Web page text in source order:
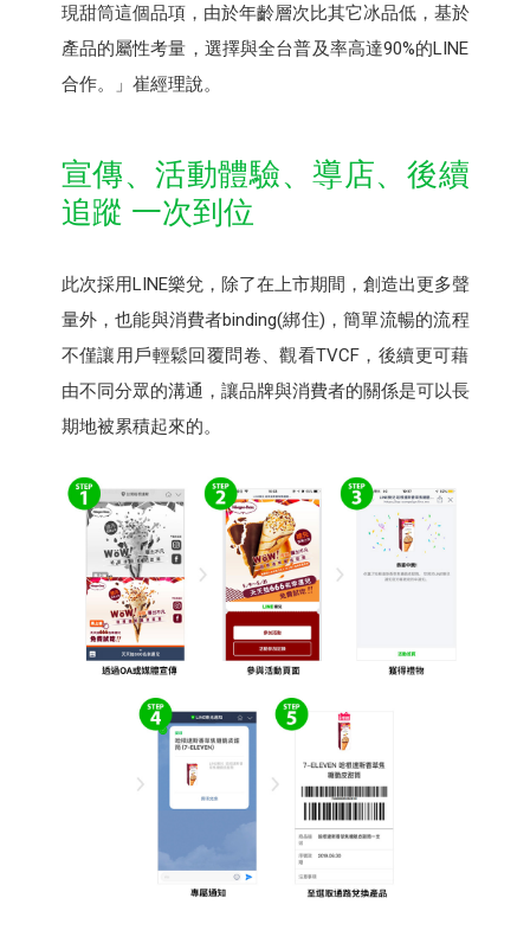
現甜筒這個品項，由於年齡層次比其它冰品低，基於
產品的屬性考量，選擇與全台普及率高達90%的LINE
合作。」崔經理說。
宣傳、活動體驗、導店、後續
追蹤 一次到位
此次採用LINE樂兌，除了在上市期間，創造出更多聲
量外，也能與消費者binding(綁住)，簡單流暢的流程
不僅讓用戶輕鬆回覆問卷、觀看TVCF，後續更可藉
由不同分眾的溝通，讓品牌與消費者的關係是可以長
期地被累積起來的。